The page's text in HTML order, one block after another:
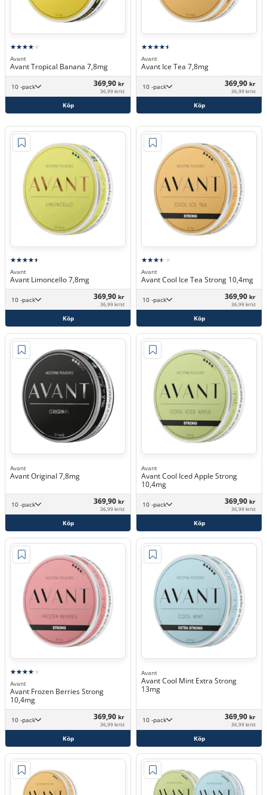
Avant
Avant Tropical Banana 7,8mg
10 -pack 369,90 kr
36,99 kr/st
Köp
Avant
Avant Ice Tea 7,8mg
10 -pack 369,90 kr
36,99 kr/st
Köp
Avant
Avant Limoncello 7,8mg
10 -pack 369,90 kr
36,99 kr/st
Köp
Avant
Avant Cool Ice Tea Strong 10,4mg
10 -pack 369,90 kr
36,99 kr/st
Köp
Avant
Avant Original 7,8mg
10 -pack 369,90 kr
36,99 kr/st
Köp
Avant
Avant Cool Iced Apple Strong
10,4mg
10 -pack 369,90 kr
36,99 kr/st
Köp
Avant
Avant Frozen Berries Strong
10,4mg
10 -pack 369,90 kr
36,99 kr/st
Köp
Avant
Avant Cool Mint Extra Strong
13mg
10 -pack 369,90 kr
36,99 kr/st
Köp